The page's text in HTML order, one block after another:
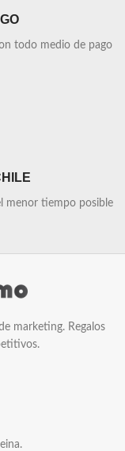
todo medio de pago
menor tiempo posible
marketing. Regalos